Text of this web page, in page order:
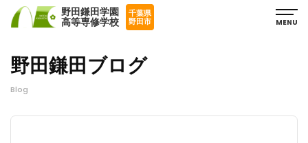
野田鎌田学園
高等専修学校
千葉県
野田市
MENU
野田鎌田ブログ
Blog